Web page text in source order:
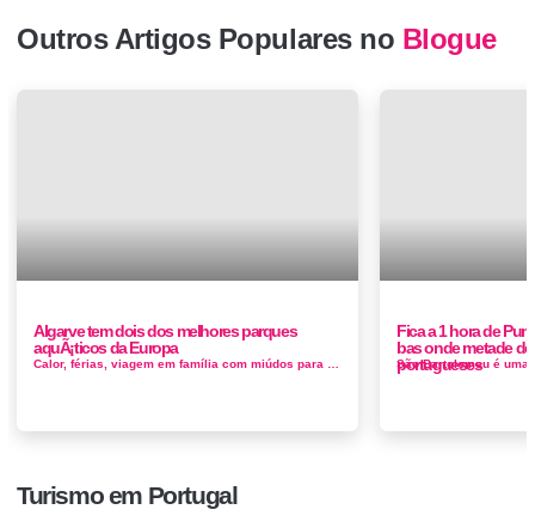
Outros Artigos Populares no Blogue
Algarve tem dois dos melhores parques
aquÃ¡ticos da Europa
Fica a 1 hora de
bas onde metade
portugueses
Turismo em Portugal